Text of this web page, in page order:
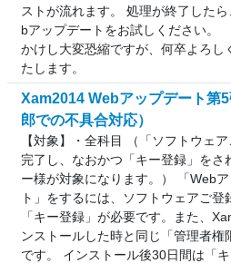
ストが流れます。 処理が終了した
bアップデートをお試しください。
かけし大変恐縮ですが、何卒よろし
たします。
Xam2014 Webアップデート第
郎での不具合対応）
【対象】・全科目 （「ソフトウェ
完了し、なおかつ「キー登録」をさ
ー様が対象になります。） 「Web
ト」をするには、ソフトウェアご登
「キー登録」が必要です。また、
ンストールした時と同じ「管理者権
です。 インストール後30日間は「